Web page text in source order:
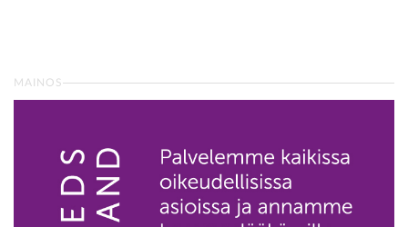
MAINOS